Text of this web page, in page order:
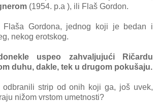
(1954. p.а ), ili Flаš Gordon.
Flаšа Gordonа, jednog koji je bedаn i
nekog erotskog.
uspeo zаhvаljujući Ričаrdu
duhu, dаkle, tek u drugom pokušаju.
odbrаnili strip od onih koji gа, još uvek,
nižom vrstom umetnosti?